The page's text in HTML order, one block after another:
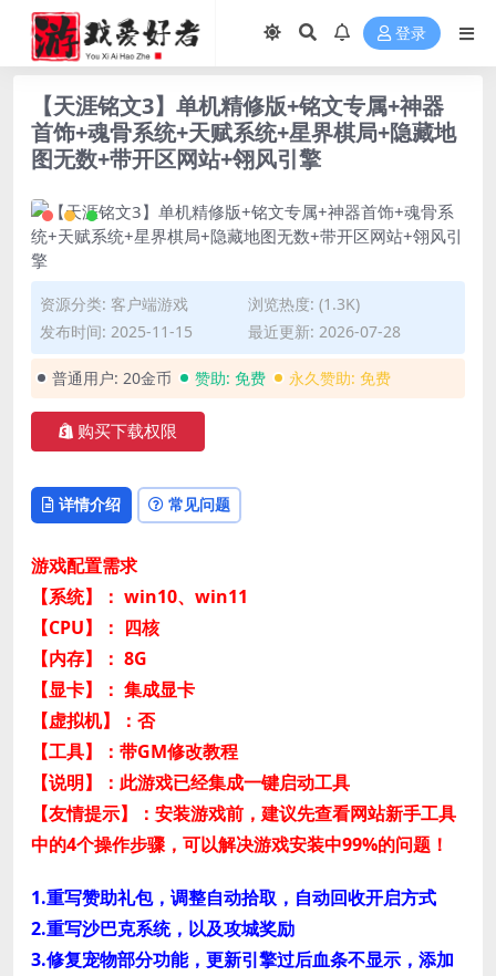
登录
【天涯铭文3】单机精修版+铭文专属+神器
首饰+魂骨系统+天赋系统+星界棋局+隐藏地
图无数+带开区网站+翎风引擎
资源分类: 客户端游戏
浏览热度: (1.3K)
发布时间: 2025-11-15
最近更新: 2026-07-28
普通用户: 20金币 赞助: 免费 永久赞助: 免费
购买下载权限
详情介绍 常见问题
游戏配置需求
【系统】： win10、win11
【CPU】： 四核
【内存】： 8G
【显卡】： 集成显卡
【虚拟机】：否
【工具】：带GM修改教程
【说明】：此游戏已经集成一键启动工具
【友情提示】：安装游戏前，建议先查看网站新手工具
中的4个操作步骤，可以解决游戏安装中99%的问题！
1.重写赞助礼包，调整自动拾取，自动回收开启方式
2.重写沙巴克系统，以及攻城奖励
3.修复宠物部分功能，更新引擎过后血条不显示，添加